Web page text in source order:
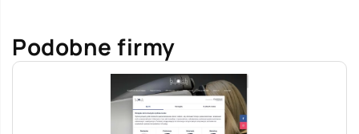
Podobne firmy